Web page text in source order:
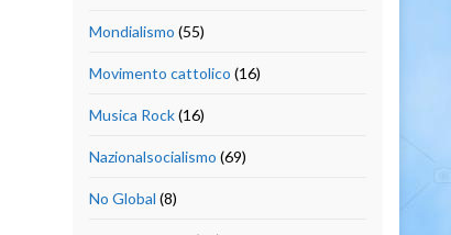
Mondialismo (55)
Movimento cattolico (16)
Musica Rock(16)
Nazionalsocialismo (69)
No Global (8)